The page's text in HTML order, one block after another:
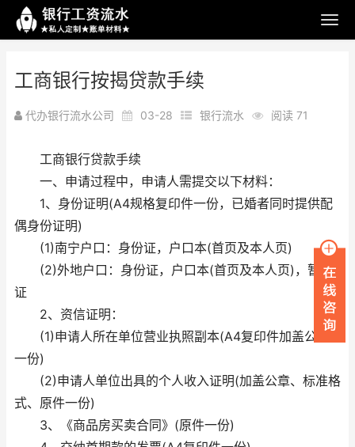
工商银行按揭贷款手续
代办银行流水公司 03-28 银行流水 阅读 71
工商银行贷款手续
一、申请过程中，申请人需提交以下材料：
1、身份证明(A4规格复印件一份，已婚者同时提供配
偶身份证明)
(1)南宁户口：身份证，户口本(首页及本人页)
(2)外地户口：身份证，户口本(首页及本人页)，暂住
证
2、资信证明：
(1)申请人所在单位营业执照副本(A4复印件加盖公章
一份)
(2)申请人单位出具的个人收入证明(加盖公章、标准格
式、原件一份)
3、《商品房买卖合同》(原件一份)